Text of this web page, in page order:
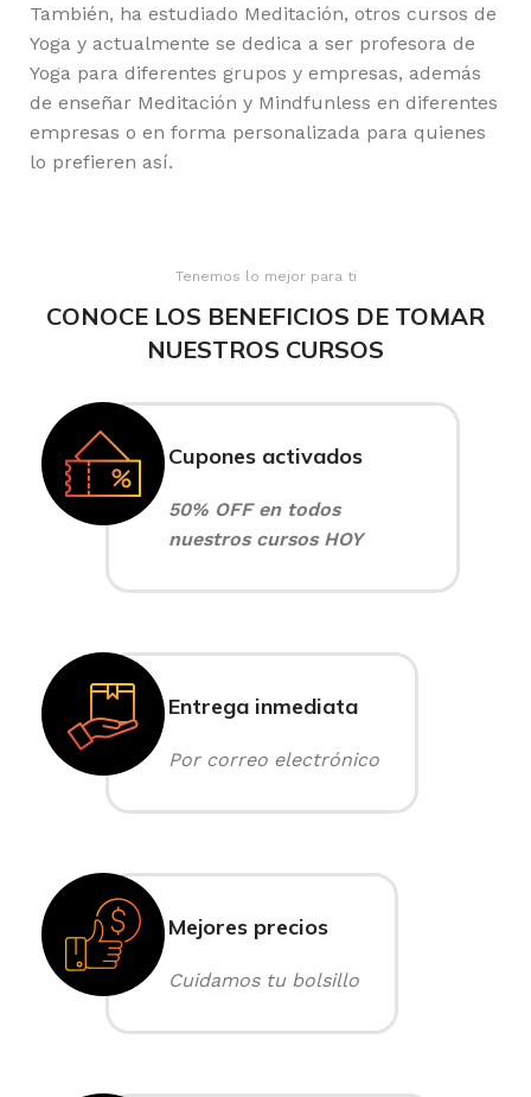
También, ha estudiado Meditación, otros cursos de
Yoga y actualmente se dedica a ser profesora de
Yoga para diferentes grupos y empresas, además
de enseñar Meditación y Mindfunless en diferentes
empresas o en forma personalizada para quienes
lo prefieren así.
Tenemos lo mejor para ti
CONOCE LOS BENEFICIOS DE TOMAR
NUESTROS CURSOS
Cupones activados
50% OFF en todos
nuestros cursos HOY
Entrega inmediata
Por correo electrónico
Mejores precios
Cuidamos tu bolsillo